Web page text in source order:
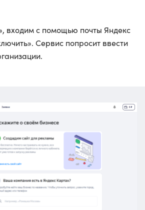
входим с помощью почты Яндекс
Сервис попросит ввести